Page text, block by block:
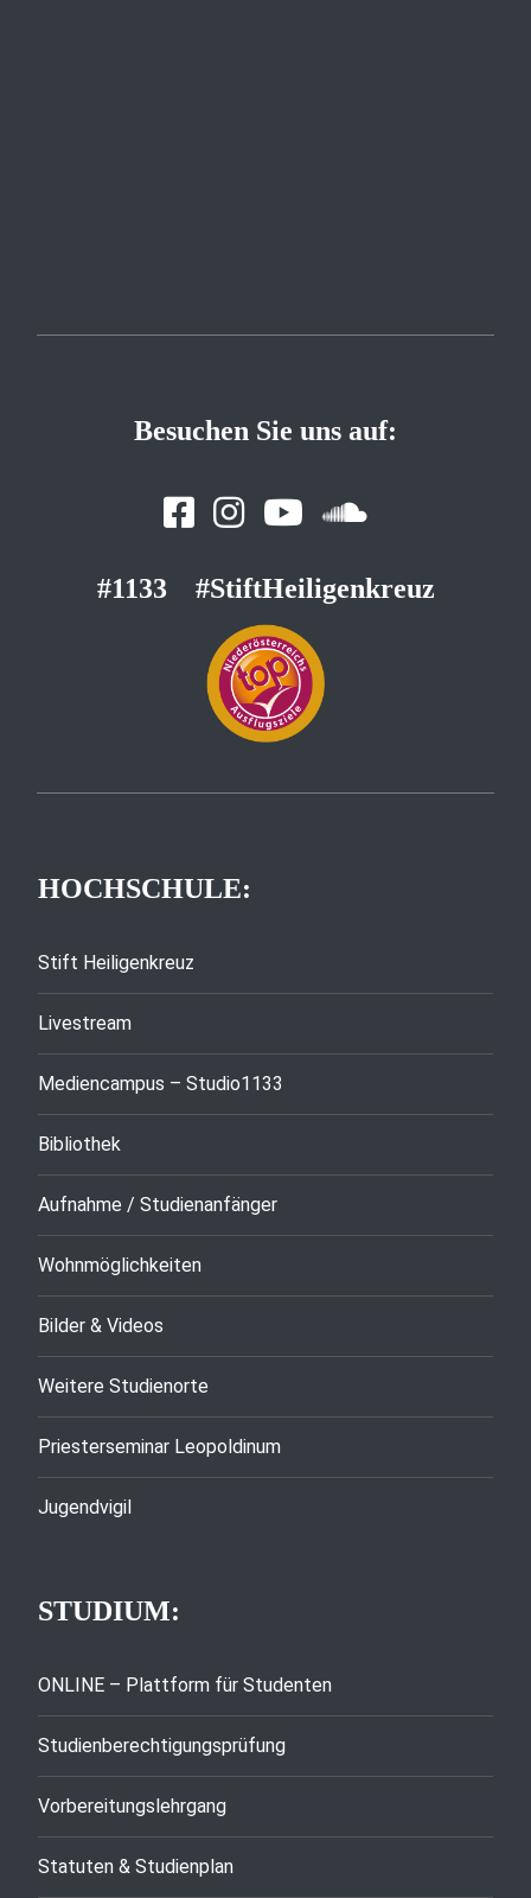
Besuchen Sie uns auf:
#1133 #StiftHeiligenkreuz
HOCHSCHULE:
Stift Heiligenkreuz
Livestream
Mediencampus – Studio1133
Bibliothek
Aufnahme / Studienanfänger
Wohnmöglichkeiten
Bilder & Videos
Weitere Studienorte
Priesterseminar Leopoldinum
Jugendvigil
STUDIUM:
ONLINE – Plattform für Studenten
Studienberechtigungsprüfung
Vorbereitungslehrgang
Statuten & Studienplan